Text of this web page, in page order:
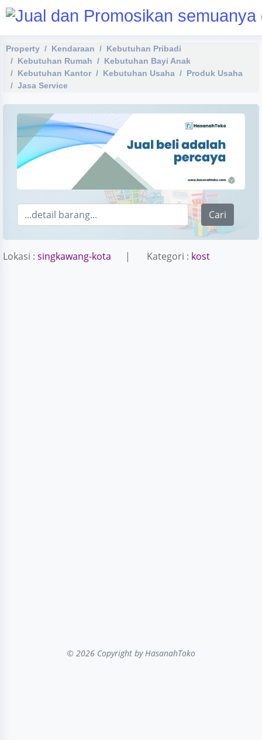
Property Kendaraan
Kebutuhan Pribadi
Kebutuhan Rumah
Kebutuhan Bayi Anak
Kebutuhan Kantor
Kebutuhan Usaha
Produk Usaha
Jasa Service
Cari
Lokasi : singkawang-kota | Kategori : kost
© 2026 Copyright by HasanahToko